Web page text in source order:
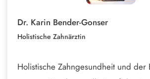
Dr. Karin Bender-Gonser
Holistische Zahnärztin
Holistische Zahngesundheit und der